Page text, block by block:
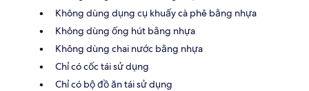
Không dùng dụng cụ khuấy cà phê bằng nhựa
Không dùng ống hút bằng nhựa
Không dùng chai nước bằng nhựa
Chỉ có cốc tái sử dụng
Chỉ có bộ đồ ăn tái sử dụng